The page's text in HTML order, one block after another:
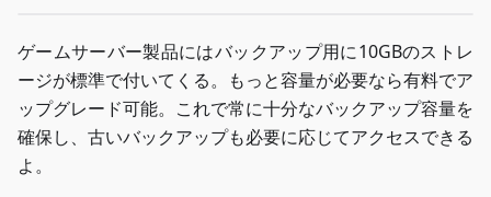
ゲームサーバー製品にはバックアップ用に10GBのストレ
ージが標準で付いてくる。もっと容量が必要なら有料でア
ップグレード可能。これで常に十分なバックアップ容量を
確保し、古いバックアップも必要に応じてアクセスできる
よ。